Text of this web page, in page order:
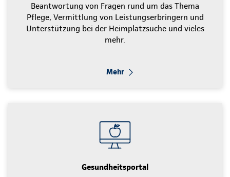
Beantwortung von Fragen rund um das Thema
Pflege, Vermittlung von Leistungserbringern und
Unterstützung bei der Heimplatzsuche und vieles
mehr.
Mehr
Gesundheitsportal